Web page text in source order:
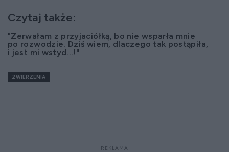
Czytaj także:
"Zerwałam z przyjaciółką, bo nie wsparła mnie
po rozwodzie. Dziś wiem, dlaczego tak postąpiła,
i jest mi wstyd...!"
ZWIERZENIA